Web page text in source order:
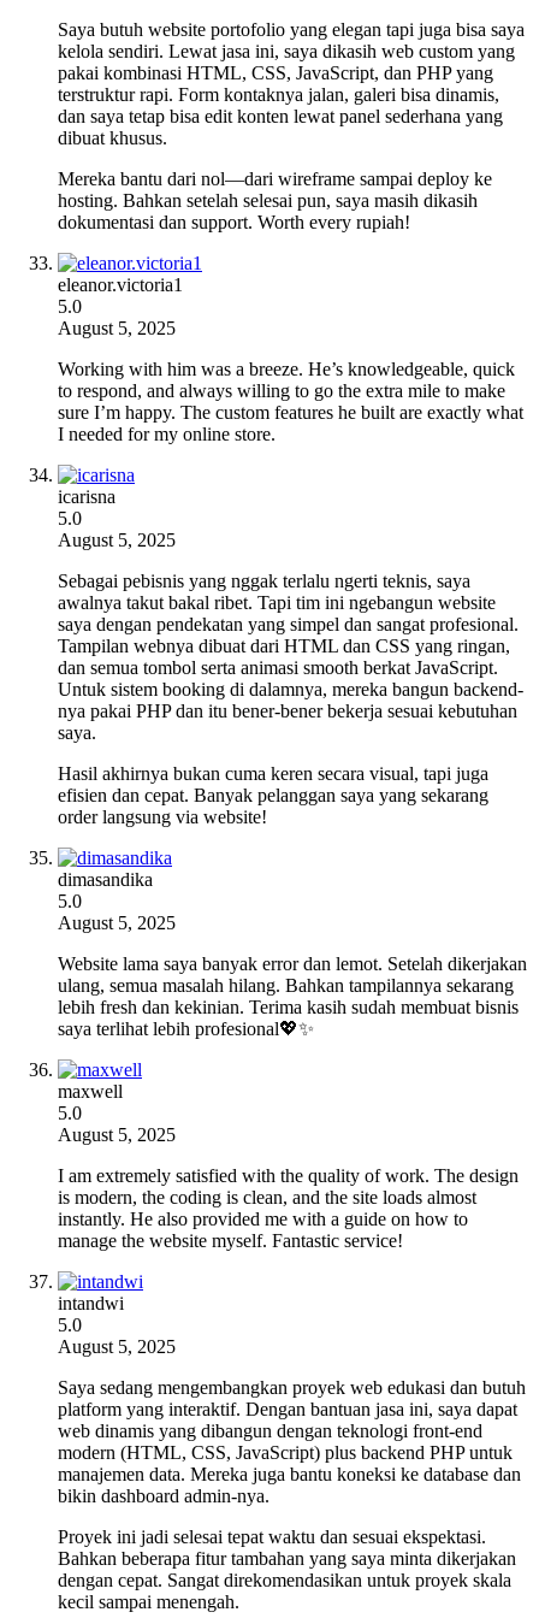
Saya butuh website portofolio yang elegan tapi juga bisa saya
kelola sendiri. Lewat jasa ini, saya dikasih web custom yang
pakai kombinasi HTML, CSS, JavaScript, dan PHP yang
terstruktur rapi. Form kontaknya jalan, galeri bisa dinamis,
dan saya tetap bisa edit konten lewat panel sederhana yang
dibuat khusus.
Mereka bantu dari nol—dari wireframe sampai deploy ke
hosting. Bahkan setelah selesai pun, saya masih dikasih
dokumentasi dan support. Worth every rupiah!
eleanor.victoria1
5.0
August 5, 2025
Working with him was a breeze. He’s knowledgeable, quick
to respond, and always willing to go the extra mile to make
sure I’m happy. The custom features he built are exactly what
I needed for my online store.
icarisna
5.0
August 5, 2025
Sebagai pebisnis yang nggak terlalu ngerti teknis, saya
awalnya takut bakal ribet. Tapi tim ini ngebangun website
saya dengan pendekatan yang simpel dan sangat profesional.
Tampilan webnya dibuat dari HTML dan CSS yang ringan,
dan semua tombol serta animasi smooth berkat JavaScript.
Untuk sistem booking di dalamnya, mereka bangun backend-
nya pakai PHP dan itu bener-bener bekerja sesuai kebutuhan
saya.
Hasil akhirnya bukan cuma keren secara visual, tapi juga
efisien dan cepat. Banyak pelanggan saya yang sekarang
order langsung via website!
dimasandika
5.0
August 5, 2025
Website lama saya banyak error dan lemot. Setelah dikerjakan
ulang, semua masalah hilang. Bahkan tampilannya sekarang
lebih fresh dan kekinian. Terima kasih sudah membuat bisnis
saya terlihat lebih profesional💖✨
maxwell
5.0
August 5, 2025
I am extremely satisfied with the quality of work. The design
is modern, the coding is clean, and the site loads almost
instantly. He also provided me with a guide on how to
manage the website myself. Fantastic service!
intandwi
5.0
August 5, 2025
Saya sedang mengembangkan proyek web edukasi dan butuh
platform yang interaktif. Dengan bantuan jasa ini, saya dapat
web dinamis yang dibangun dengan teknologi front-end
modern (HTML, CSS, JavaScript) plus backend PHP untuk
manajemen data. Mereka juga bantu koneksi ke database dan
bikin dashboard admin-nya.
Proyek ini jadi selesai tepat waktu dan sesuai ekspektasi.
Bahkan beberapa fitur tambahan yang saya minta dikerjakan
dengan cepat. Sangat direkomendasikan untuk proyek skala
kecil sampai menengah.